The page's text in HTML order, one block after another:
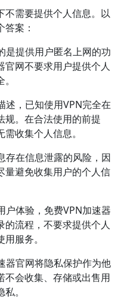
不需要提供个人信息。以
案：
是提供用户匿名上网的功
官网不要求用户提供个人
述，已知使用VPN完全在
规。在合法使用的前提
收集个人信息。
存在信息泄露的风险，因
量避免收集用户的个人信
户体验，免费VPN加速器
的流程，不要求提供个人
服务。
器官网将隐私保护作为他
不会收集、存储或出售用
。